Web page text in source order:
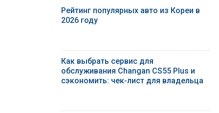
Рейтинг популярных авто из Кореи в
2026 году
Как выбрать сервис для
обслуживания Changan CS55 Plus и
сэкономить: чек-лист для владельца